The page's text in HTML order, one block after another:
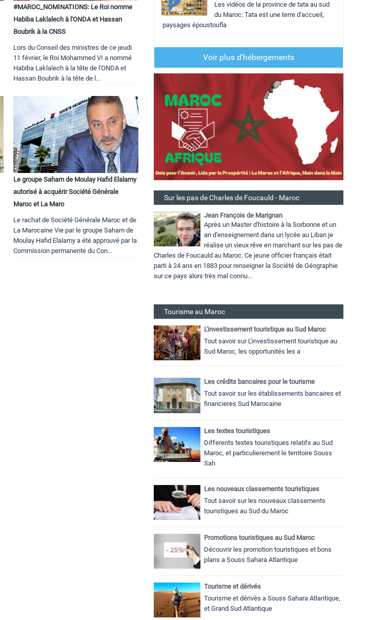
#MAROC_NOMINATIONS: Le Roi nomme
Habiba Laklalech à l'ONDA et Hassan
Boubrik à la CNSS
Lors du Conseil des ministres de ce jeudi
11 février, le Roi Mohammed VI a nommé
Habiba Laklalech à la tête de l'ONDA et
Hassan Boubrik à la tête de l...
Le groupe Saham de Moulay Hafid Elalamy
autorisé à acquérir Société Générale
Maroc et La Maro
Le rachat de Société Générale Maroc et de
La Marocaine Vie par le groupe Saham de
Moulay Hafid Elalamy a été approuvé par la
Commission permanente du Con...
Les vidéos de la province de tata au sud
du Maroc: Tata est une terre d'accueil,
paysages époustoufla
Voir plus d'hébergements
Sur les pas de Charles de Foucauld - Maroc
Jean François de Marignan
Après un Master d'histoire à la Sorbonne et un
an d'enseignement dans un lycée au Liban je
réalise un vieux rêve en marchant sur les pas de
Charles de Foucauld au Maroc. Ce jeune officier français était
parti à 24 ans en 1883 pour renseigner la Société de Géographie
sur ce pays alors très mal connu...
Tourisme au Maroc
L'investissement touristique au Sud Maroc
Tout savoir sur L'investissement touristique au
Sud Maroc, les opportunités les a
Les crédits bancaires pour le tourisme
Tout savoir sur les établissements bancaires et
financieres Sud Marocaine
Les textes touristiques
Differents textes touristiques relatifs au Sud
Maroc, et particulierement le territoire Souss
Sah
Les nouveaux classements touristiques
Tout savoir sur les nouveaux classements
touristiques au Sud du Maroc
Promotions touristiques au Sud Maroc
Découvrir les promotion touristiques et bons
plans a Souss Sahara Atlantique
Tourisme et dérivés
Tourisme et dérivés a Souss Sahara Atlantique,
et Grand Sud Atlantique